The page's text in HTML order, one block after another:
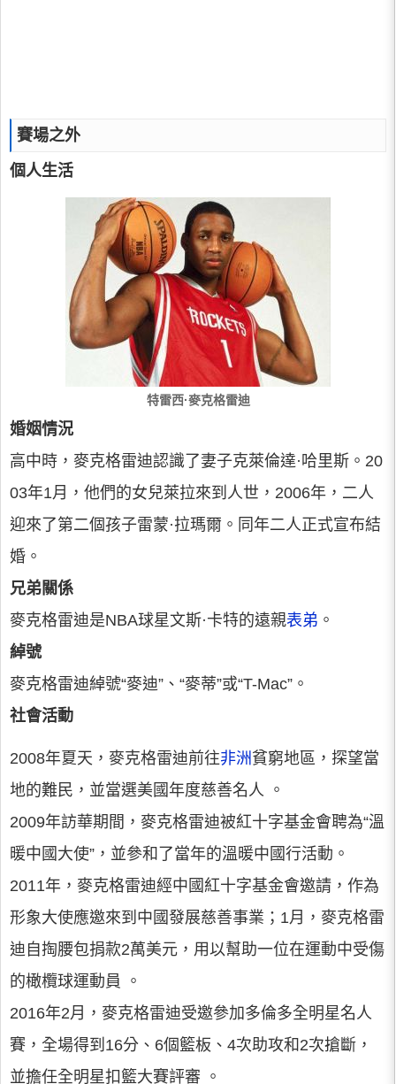
賽場之外
個人生活
特雷西·麥克格雷迪
婚姻情況
高中時，麥克格雷迪認識了妻子克萊倫達·哈里斯。20
03年1月，他們的女兒萊拉來到人世，2006年，二人
迎來了第二個孩子雷蒙·拉瑪爾。同年二人正式宣布結
婚。
兄弟關係
麥克格雷迪是NBA球星文斯·卡特的遠親表弟 。
綽號
麥克格雷迪綽號“麥迪”、“麥蒂”或“T-Mac”。
社會活動
2008年夏天，麥克格雷迪前往非洲 貧窮地區，探望當
地的難民，並當選美國年度慈善名人 。
2009年訪華期間，麥克格雷迪被紅十字基金會聘為“溫
暖中國大使”，並參和了當年的溫暖中國行活動。
2011年，麥克格雷迪經中國紅十字基金會邀請，作為
形象大使應邀來到中國發展慈善事業；1月，麥克格雷
迪自掏腰包捐款2萬美元，用以幫助一位在運動中受傷
的橄欖球運動員 。
2016年2月，麥克格雷迪受邀參加多倫多全明星名人
賽，全場得到16分、6個籃板、4次助攻和2次搶斷，
並擔任全明星扣籃大賽評審 。